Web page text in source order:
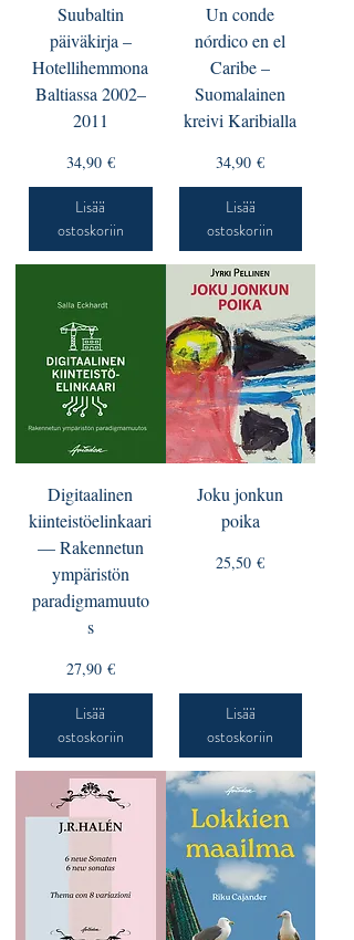
Suubaltin
päiväkirja –
Hotellihemmona
Baltiassa 2002–
2011
Hinta
34,90 €
Lisää
ostoskoriin
Un conde
nórdico en el
Caribe –
Suomalainen
kreivi Karibialla
Hinta
34,90 €
Lisää
ostoskoriin
Digitaalinen
kiinteistöelinkaari
— Rakennetun
ympäristön
paradigmamuuto
s
Hinta
27,90 €
Lisää
ostoskoriin
Joku jonkun
poika
Hinta
25,50 €
Lisää
ostoskoriin